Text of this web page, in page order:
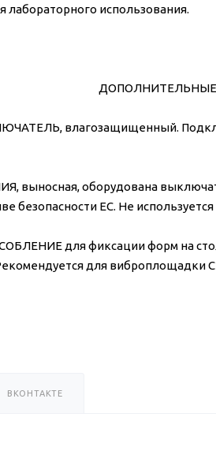
лабораторного использования.
влагозащищенный.
выносная, оборудована
безопасности ЕС. Не
для фиксации форм на
для виброплощадки
ВКОНТАКТЕ